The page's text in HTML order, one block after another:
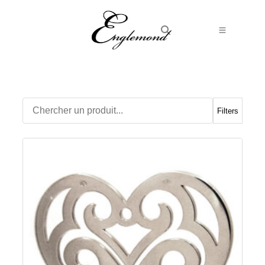
Boucles d’Oreilles
Boutons de manchette
Colliers
Médailles
Pendentifs
Adamas
Filters